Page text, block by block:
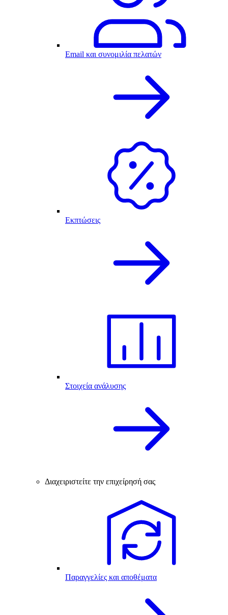
Email και συνομιλία πελατών
Εκπτώσεις
Στοιχεία ανάλυσης
Διαχειριστείτε την επιχείρησή σας
Παραγγελίες και αποθέματα